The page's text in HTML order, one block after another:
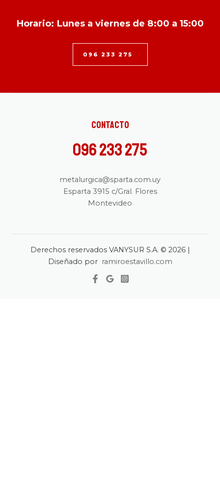
Horario: Lunes a viernes de 8:00 a 15:00
096 233 275
Contacto
096 233 275
metalurgica@sparta.com.uy
Esparta 3915 c/Gral. Flores
Montevideo
Derechos reservados VANYSUR S.A. © 2026 |
Diseñado por ramiroestavillo.com